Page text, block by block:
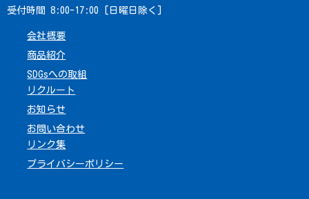
受付時間 8:00-17:00 [日曜日除く]
会社概要
商品紹介
SDGsへの取組
リクルート
お知らせ
お問い合わせ
リンク集
プライバシーポリシー